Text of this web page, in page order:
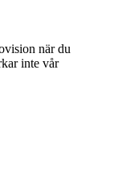
när du
inte vår